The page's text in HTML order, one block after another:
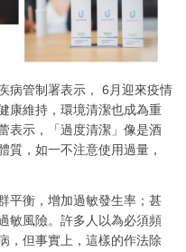
病管制署表示， 6月迎來疫情
康維持，環境清潔也成為重
表示，「過度清潔」像是酒
質，如一不注意使用過量，
平衡，增加過敏發生率；甚
敏風險。許多人以為必須頻
，但事實上，這樣的作法除